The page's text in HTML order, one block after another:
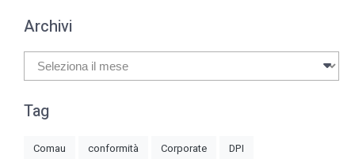
Archivi
Archivi
Tag
Comau conformità Corporate
DPI